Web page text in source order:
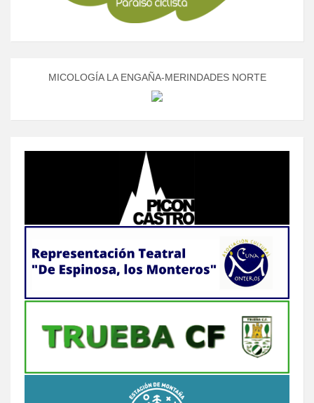
MICOLOGÍA LA ENGAÑA-MERINDADES NORTE